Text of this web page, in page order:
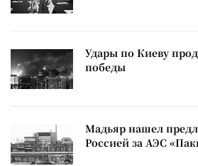
Удары по Киеву
победы
Мадьяр нашел
Россией за АЭС